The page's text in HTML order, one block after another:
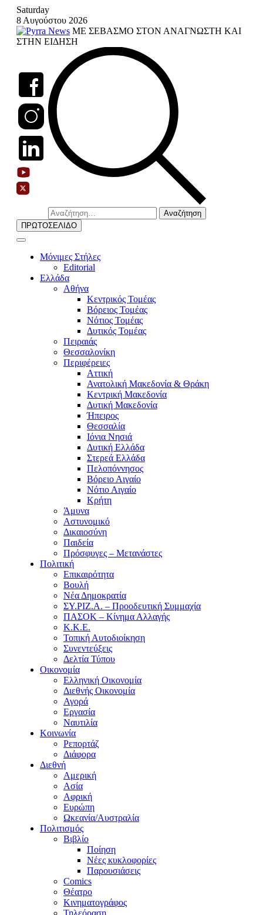
Skip
content
Saturday
8 Αυγούστου 2026
ΜΕ ΣΕΒΑΣΜΟ ΣΤΟΝ ΑΝΑΓΝΩΣΤΗ ΚΑΙ
ΣΤΗΝ ΕΙΔΗΣΗ
Αναζήτηση
για:
ΠΡΩΤΟΣΕΛΙΔΟ
Μόνιμες Στήλες
Editorial
Ελλάδα
Αθήνα
Κεντρικός Τομέας
Βόρειος Τομέας
Νότιος Τομέας
Δυτικός Τομέας
Πειραιάς
Θεσσαλονίκη
Περιφέρειες
Αττική
Ανατολική Μακεδονία & Θράκη
Κεντρική Μακεδονία
Δυτική Μακεδονία
Ήπειρος
Θεσσαλία
Ιόνια Νησιά
Δυτική Ελλάδα
Στερεά Ελλάδα
Πελοπόννησος
Βόρειο Αιγαίο
Νότιο Αιγαίο
Κρήτη
Άμυνα
Αστυνομικό
Δικαιοσύνη
Παιδεία
Πρόσφυγες – Μετανάστες
Πολιτική
Επικαιρότητα
Βουλή
Νέα Δημοκρατία
ΣΥ.ΡΙΖ.Α. – Προοδευτική Συμμαχία
ΠΑΣΟΚ – Κίνημα Αλλαγής
Κ.Κ.Ε.
Τοπική Αυτοδιοίκηση
Συνεντεύξεις
Δελτία Τύπου
Οικονομία
Ελληνική Οικονομία
Διεθνής Οικονομία
Αγορά
Εργασία
Ναυτιλία
Κοινωνία
Ρεπορτάζ
Διάφορα
Διεθνή
Αμερική
Ασία
Αφρική
Ευρώπη
Ωκεανία/Αυστραλία
Πολιτισμός
Βιβλίο
Ποίηση
Νέες κυκλοφορίες
Παρουσιάσεις
Comics
Θέατρο
Κινηματογράφος
Τηλεόραση